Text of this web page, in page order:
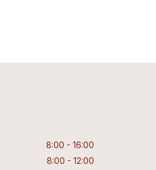
8:00 - 16:00
8:00 - 12:00